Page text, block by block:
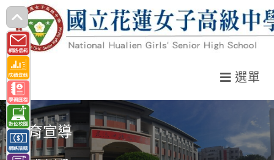
跳
轉
至
主
要
內
容
選單
教育宣導